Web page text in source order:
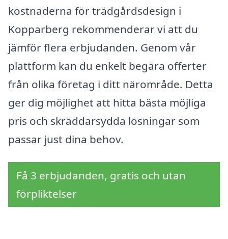
kostnaderna för trädgårdsdesign i
Kopparberg rekommenderar vi att du
jämför flera erbjudanden. Genom vår
plattform kan du enkelt begära offerter
från olika företag i ditt närområde. Detta
ger dig möjlighet att hitta bästa möjliga
pris och skräddarsydda lösningar som
passar just dina behov.
Få 3 erbjudanden, gratis och utan
förpliktelser